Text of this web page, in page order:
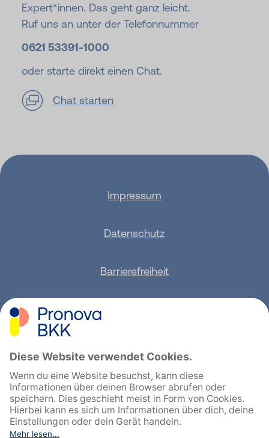
Expert*innen. Das geht ganz leicht.
Ruf uns an unter der Telefonnummer
0621 53391-1000
oder starte direkt einen Chat.
Chat starten
Impressum
Datenschutz
Barrierefreiheit
English
Cookie-Einstellungen